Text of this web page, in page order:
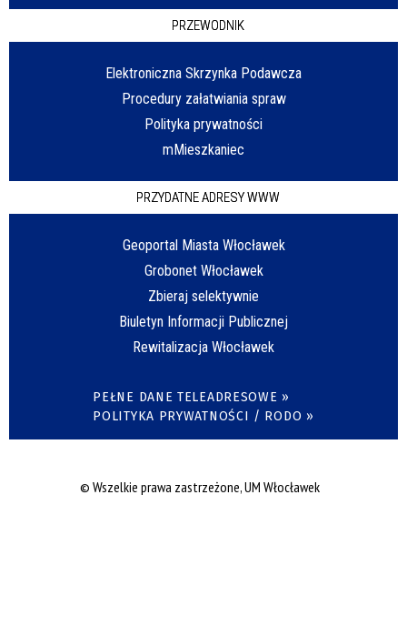
PRZEWODNIK
Elektroniczna Skrzynka Podawcza
Procedury załatwiania spraw
Polityka prywatności
mMieszkaniec
PRZYDATNE ADRESY WWW
Geoportal Miasta Włocławek
Grobonet Włocławek
Zbieraj selektywnie
Biuletyn Informacji Publicznej
Rewitalizacja Włocławek
PEŁNE DANE TELEADRESOWE »
POLITYKA PRYWATNOŚCI / RODO »
© Wszelkie prawa zastrzeżone, UM Włocławek